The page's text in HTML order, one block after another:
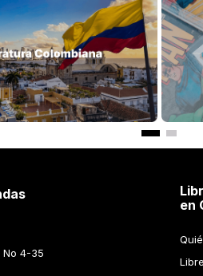
$ 89.000
CORTARSE EL CABELLO
Añadir al Carrito